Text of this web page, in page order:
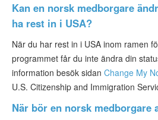
Kan en norsk medborgare
ha rest in i USA?
När du har rest in i USA inom ramen
programmet får du inte ändra din
information besök sidan Change My
U.S. Citizenship and Immigration
När bör en norsk medborgare